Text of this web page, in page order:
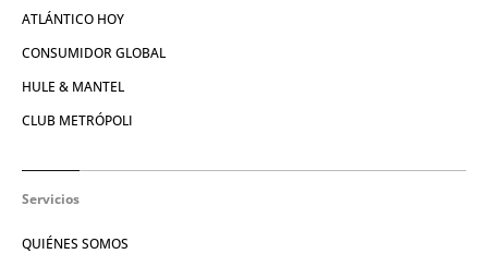
ATLÁNTICO HOY
CONSUMIDOR GLOBAL
HULE & MANTEL
CLUB METRÓPOLI
Servicios
QUIÉNES SOMOS